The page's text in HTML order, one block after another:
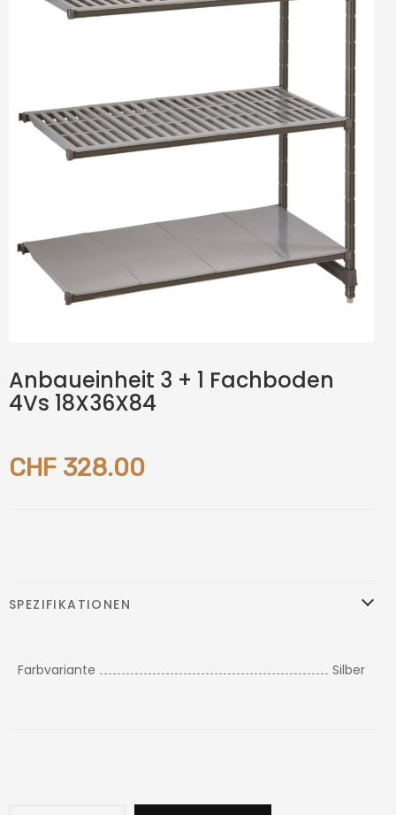
Anbaueinheit 3 + 1 Fachboden
4Vs 18X36X84
CHF 328.00
SPEZIFIKATIONEN
Farbvariante Silber